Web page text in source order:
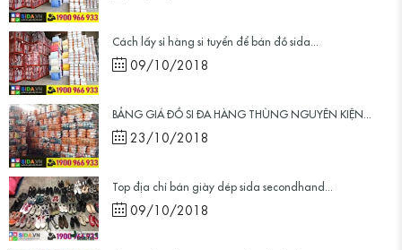
Cách lấy sỉ hàng si tuyển để bán đồ sida...
09/10/2018
BẢNG GIÁ ĐỒ SI ĐA HÀNG THÙNG NGUYÊN KIỆN...
23/10/2018
Top địa chỉ bán giày dép sida secondhand...
09/10/2018